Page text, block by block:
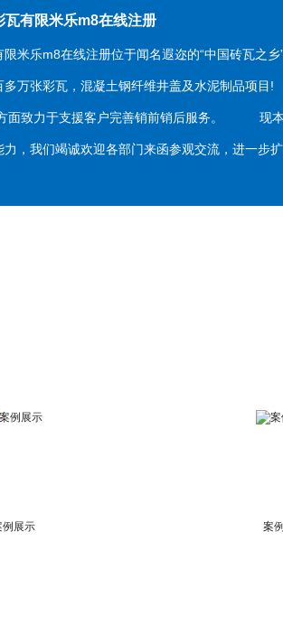
瓦有限米乐m8在线注册
乐m8在线注册位于闻名遐迩的“中国砖瓦之乡
多万张彩瓦，混凝土钢纤维井盖及水泥制品项
面致力于支援客户完善销前销后服务。 现本
力，我们竭诚欢迎各部门来函参观交流，进一
例展示 案